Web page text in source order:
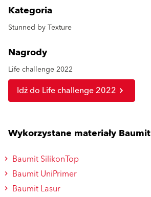
Kategoria
Stunned by Texture
Nagrody
Life challenge 2022
Idź do Life challenge 2022
Wykorzystane materiały Baumit
Baumit SilikonTop
Baumit UniPrimer
Baumit Lasur